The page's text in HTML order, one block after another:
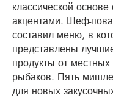
классической
акцентами. Шеф-
составил меню, в
представлены
продукты от
рыбаков. Пять
для новых